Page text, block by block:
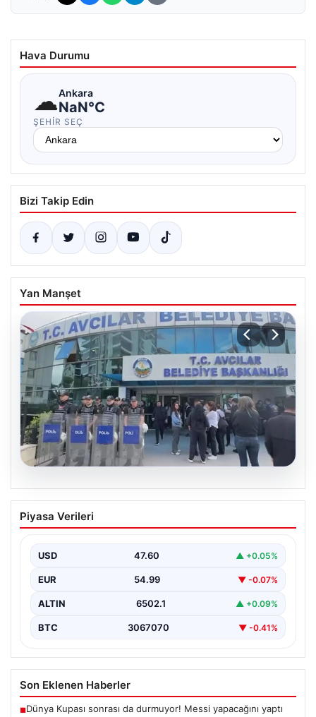
Hava Durumu
☁Ankara
NaN°C
ŞEHIR SEÇ
Bizi Takip Edin
Yan Manşet
05.08.2026
Avcılar Belediyesi’ne operasyon. 12
şüpheli gözaltına alındı
Piyasa Verileri
USD 47.60 ▲ +0.05%
EUR 54.99 ▼ -0.07%
ALTIN 6502.1 ▲ +0.09%
BTC 3067070 ▼ -0.41%
Son Eklenen Haberler
■Dünya Kupası sonrası da durmuyor! Messi yapacağını yaptı